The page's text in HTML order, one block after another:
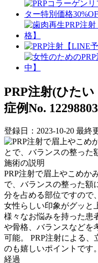
PRP注射(ひた
症例No. 12298803
登録日：2023-10-20 最終
施術の説明
PRP注射で眉上やこめか
で、バランスの整った額
分を占める部位ですので
女性らしい印象がグッと
様々なお悩みを持った患
や骨格、バランスなどを
可能。 PRP注射による
のも嬉しいポイントです。
経過